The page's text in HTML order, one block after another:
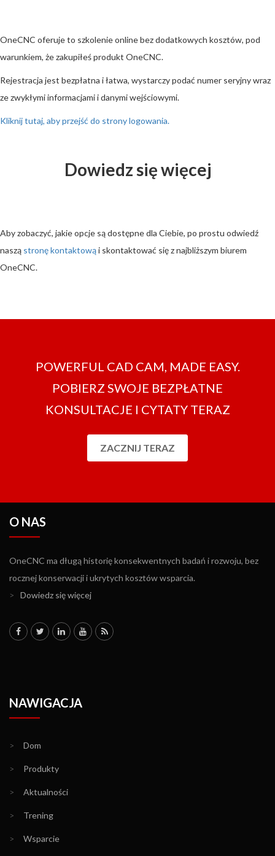
OneCNC oferuje to szkolenie online bez dodatkowych kosztów, pod
warunkiem, że zakupiłeś produkt OneCNC.
Rejestracja jest bezpłatna i łatwa, wystarczy podać numer seryjny wraz
ze zwykłymi informacjami i danymi wejściowymi.
Kliknij tutaj, aby przejść do strony logowania.
Dowiedz się więcej
Aby zobaczyć, jakie opcje są dostępne dla Ciebie, po prostu odwiedź
naszą stronę kontaktowąi skontaktować się z najbliższym biurem
OneCNC.
POWERFUL CAD CAM, MADE EASY.
POBIERZ SWOJE BEZPŁATNE
KONSULTACJE I CYTATY TERAZ
ZACZNIJ TERAZ
O NAS
OneCNC ma długą historię konsekwentnych badań i rozwoju, bez
rocznej konserwacji i ukrytych kosztów wsparcia.
>
Dowiedz się więcej
NAWIGACJA
> Dom
> Produkty
> Aktualności
> Trening
> Wsparcie